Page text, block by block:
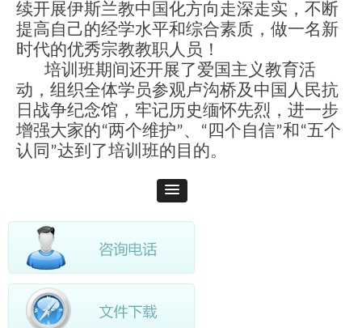
续开展伊斯兰教中国化方向走深走实，不断
提高自己的经学水平和综合素质，做一名新
时代的优秀宗教教职人员！
培训班期间 还开展了爱国主义教育活
动，组织全体学员参观卢沟桥及中国人民抗
日战争纪念馆，牢记历史缅怀先烈，进一步
增强大家的 “两个维护”、 “ 四个自 信”和 “五个
认 同 ”达到了培训班的目的。